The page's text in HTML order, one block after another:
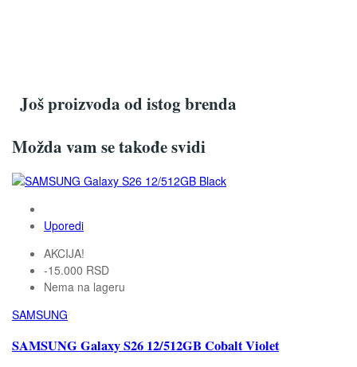
Još proizvoda od istog brenda
Možda vam se takođe svidi
Uporedi
AKCIJA!
-15.000 RSD
Nema na lageru
SAMSUNG
SAMSUNG Galaxy S26 12/512GB Cobalt Violet